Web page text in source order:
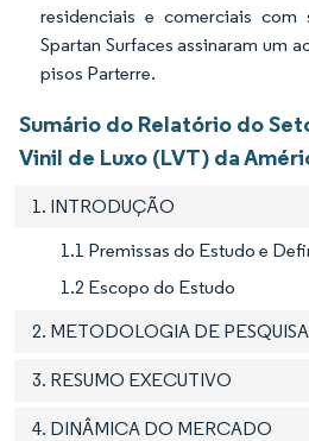
residenciais e comerciais
Spartan Surfaces assinaram um
pisos Parterre.
Sumário do Relatório do
Vinil de Luxo (LVT) da
1. INTRODUÇÃO
1.1 Premissas do Estudo e
1.2 Escopo do Estudo
2. METODOLOGIA DE PESQUISA
3. RESUMO EXECUTIVO
4. DINÂMICA DO MERCADO